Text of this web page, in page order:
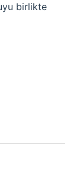
birlikte